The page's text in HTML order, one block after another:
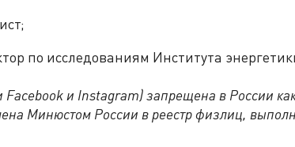
по исследованиям Института
Facebook и Instagram) запрещена в России
Минюстом России в реестр физлиц,